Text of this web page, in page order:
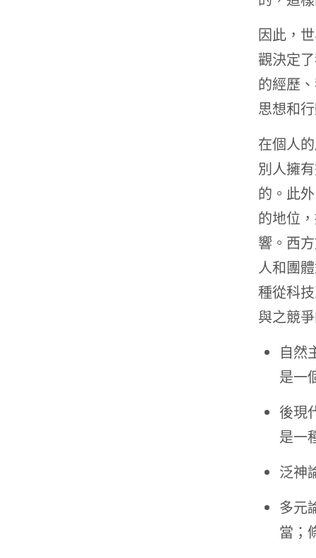
因此，
觀決定
的經歷
思想和
在個人
別人擁
的。此
的地位
響。西
人和團
種從科
與之競
自然
是一
後現
是一
泛神
多元
當；